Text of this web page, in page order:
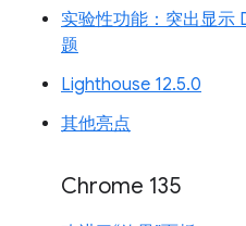
实验性功能：突出显示
题
Lighthouse 12.5.0
其他亮点
Chrome 135